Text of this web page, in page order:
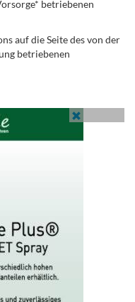
betriebenen
auf die Seite des von der
betriebenen